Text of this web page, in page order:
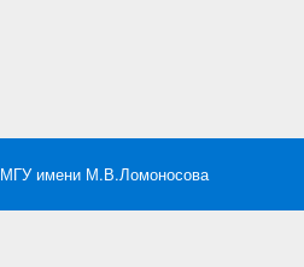
МГУ имени М.В.Ломоносова